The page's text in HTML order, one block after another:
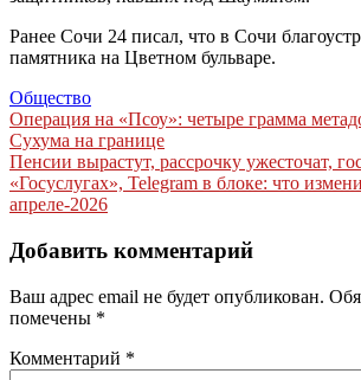
Ранее Сочи 24 писал, что в Сочи
памятника на Цветном бульваре.
Общество
Навигация
по
записям
Операция на «Псоу»: четыре грамма
Сухума на границе
Пенсии вырастут, рассрочку ужесточат,
«Госуслугах», Telegram в блоке: что
апреле-2026
Добавить комментарий
Ваш адрес email не будет опубликован.
помечены *
Комментарий *